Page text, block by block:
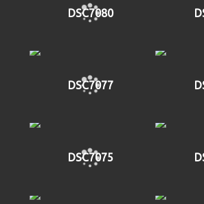
DSC7080
DSC7077
DSC7075